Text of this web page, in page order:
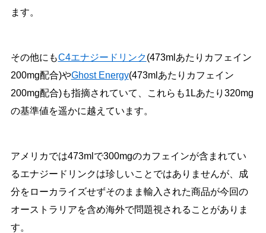
ます。
その他にもC4エナジードリンク(473mlあたりカフェイン
200mg配合)やGhost Energy(473mlあたりカフェイン
200mg配合)も指摘されていて、これらも1Lあたり320mg
の基準値を遥かに越えています。
アメリカでは473mlで300mgのカフェインが含まれてい
るエナジードリンクは珍しいことではありませんが、成
分をローカライズせずそのまま輸入された商品が今回の
オーストラリアを含め海外で問題視されることがありま
す。